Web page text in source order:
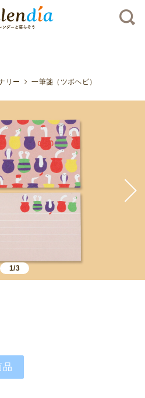
カラフルなツボに入った、個性
リー 一筆箋（ツボヘビ）
1/3
品